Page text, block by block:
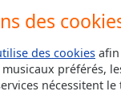
des
des cookies
préférés,
nécessitent